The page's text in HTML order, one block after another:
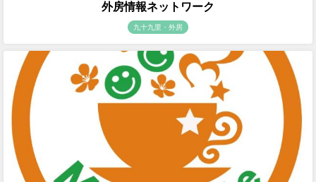
外房情報ネットワーク
九十九里・外房